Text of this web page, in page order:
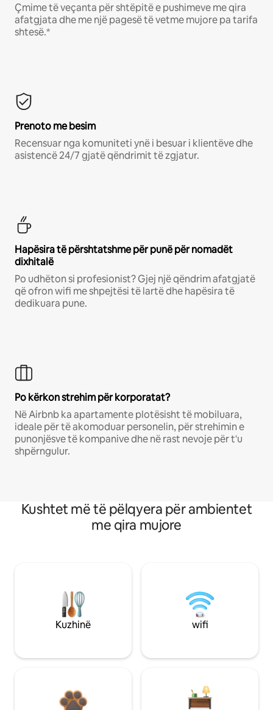
Çmime të veçanta për shtëpitë e pushimeve me qira
afatgjata dhe me një pagesë të vetme mujore pa tarifa
shtesë.*
Prenoto me besim
Recensuar nga komuniteti ynë i besuar i klientëve dhe
asistencë 24/7 gjatë qëndrimit të zgjatur.
Hapësira të përshtatshme për punë për nomadët
dixhitalë
Po udhëton si profesionist? Gjej një qëndrim afatgjatë
që ofron wifi me shpejtësi të lartë dhe hapësira të
dedikuara pune.
Po kërkon strehim për korporatat?
Në Airbnb ka apartamente plotësisht të mobiluara,
ideale për të akomoduar personelin, për strehimin e
punonjësve të kompanive dhe në rast nevoje për t'u
shpërngulur.
Kushtet më të pëlqyera për ambientet
me qira mujore
Kuzhinë wifi